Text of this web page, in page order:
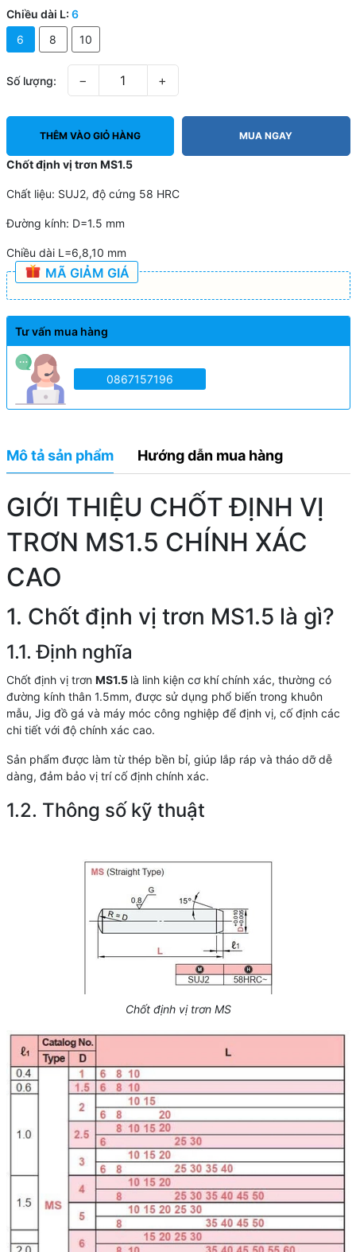
Chiều dài L: 6
6
8 10
Số lượng: − +
THÊM VÀO GIỎ HÀNG MUA NGAY
Chốt định vị trơn MS1.5
Chất liệu: SUJ2, độ cứng 58 HRC
Đường kính: D=1.5 mm
Chiều dài L=6,8,10 mm
MÃ GIẢM GIÁ
Tư vấn mua hàng
0867157196
Mô tả sản phẩm Hướng dẫn mua hàng
GIỚI THIỆU CHỐT ĐỊNH VỊ
TRƠN MS1.5 CHÍNH XÁC
CAO
1. Chốt định vị trơn MS1.5 là gì?
1.1. Định nghĩa
Chốt định vị trơn MS1.5 là linh kiện cơ khí chính xác, thường có
đường kính thân 1.5mm, được sử dụng phổ biến trong khuôn
mẫu, Jig đồ gá và máy móc công nghiệp để định vị, cố định các
chi tiết với độ chính xác cao.
Sản phẩm được làm từ thép bền bỉ, giúp lắp ráp và tháo dỡ dễ
dàng, đảm bảo vị trí cố định chính xác.
1.2. Thông số kỹ thuật
Chốt định vị trơn MS